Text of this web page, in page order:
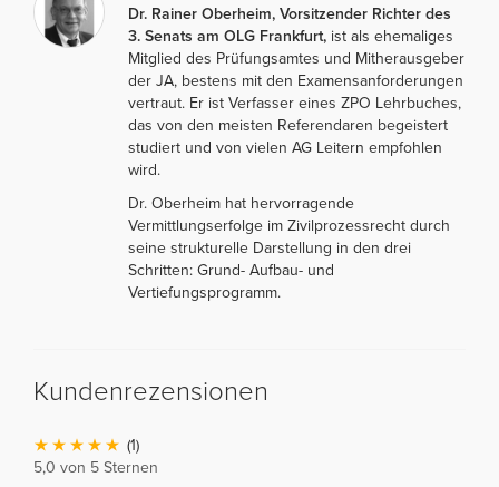
Dr. Rainer Oberheim, Vorsitzender Richter des
3. Senats am OLG Frankfurt, ist als ehemaliges
Mitglied des Prüfungsamtes und Mitherausgeber
der JA, bestens mit den Examensanforderungen
vertraut. Er ist Verfasser eines ZPO Lehrbuches,
das von den meisten Referendaren begeistert
studiert und von vielen AG Leitern empfohlen
wird.
Dr. Oberheim hat hervorragende
Vermittlungserfolge im Zivilprozessrecht durch
seine strukturelle Darstellung in den drei
Schritten: Grund- Aufbau- und
Vertiefungsprogramm.
Kundenrezensionen
(1)
5,0 von 5 Sternen